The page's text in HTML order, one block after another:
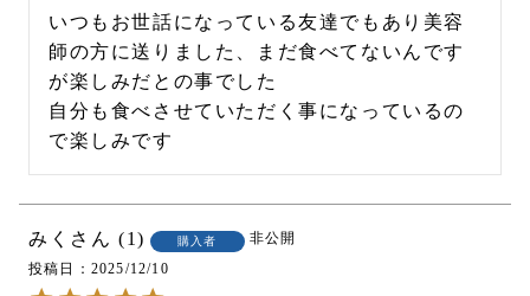
いつもお世話になっている友達でもあり美容
師の方に送りました、まだ食べてないんです
が楽しみだとの事でした
自分も食べさせていただく事になっているの
で楽しみです
みく 1 購入者
非公開
投稿日
2025/12/10